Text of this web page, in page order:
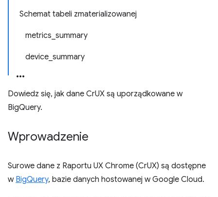
Schemat tabeli zmaterializowanej
metrics_summary
device_summary
Dowiedz się, jak dane CrUX są uporządkowane w
BigQuery.
Wprowadzenie
Surowe dane z Raportu UX Chrome (CrUX) są dostępne
w BigQuery, bazie danych hostowanej w Google Cloud.